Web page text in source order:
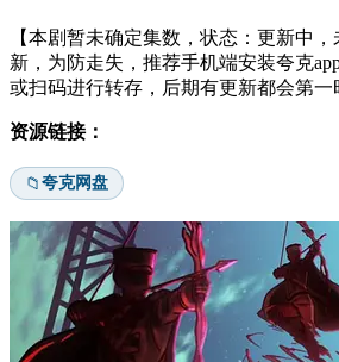
【本剧暂未确定集数，状态：更新中
新，为防走失，推荐手机端安装夸克
或扫码进行转存，后期有更新都会第一
资源链接：
📁夸克网盘